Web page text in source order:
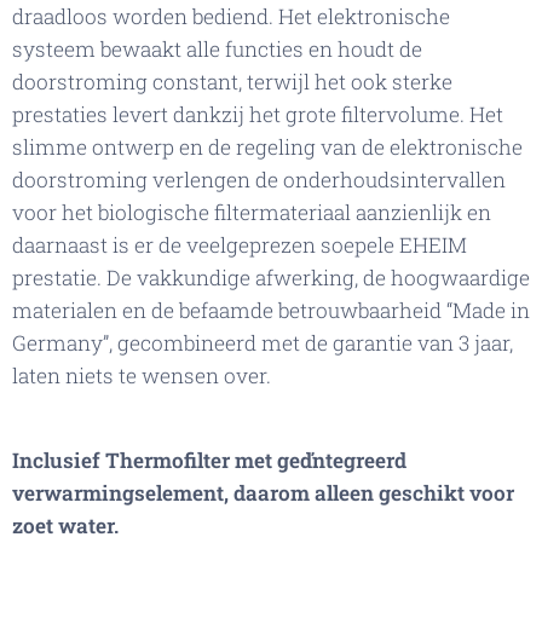
draadloos worden bediend. Het elektronische
systeem bewaakt alle functies en houdt de
doorstroming constant, terwijl het ook sterke
prestaties levert dankzij het grote filtervolume. Het
slimme ontwerp en de regeling van de elektronische
doorstroming verlengen de onderhoudsintervallen
voor het biologische filtermateriaal aanzienlijk en
daarnaast is er de veelgeprezen soepele EHEIM
prestatie. De vakkundige afwerking, de hoogwaardige
materialen en de befaamde betrouwbaarheid “Made in
Germany”, gecombineerd met de garantie van 3 jaar,
laten niets te wensen over.
Inclusief Thermofilter met geďntegreerd
verwarmingselement, daarom alleen geschikt voor
zoet water.